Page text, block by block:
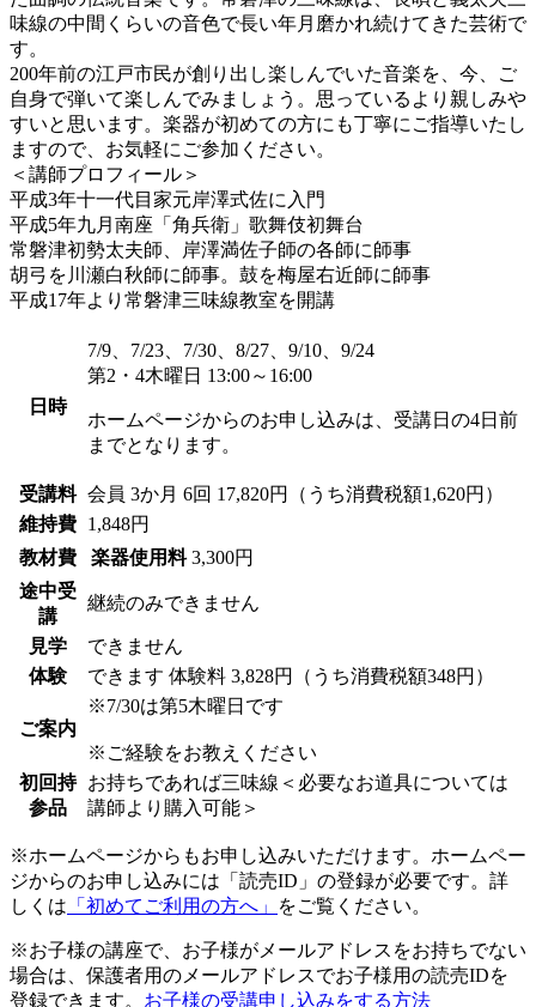
味線の中間くらいの音色で長い年月磨かれ続けてきた芸術で
す。
200年前の江戸市民が創り出し楽しんでいた音楽を、今、ご
自身で弾いて楽しんでみましょう。思っているより親しみや
すいと思います。楽器が初めての方にも丁寧にご指導いたし
ますので、お気軽にご参加ください。
＜講師プロフィール＞
平成3年十一代目家元岸澤式佐に入門
平成5年九月南座「角兵衛」歌舞伎初舞台
常磐津初勢太夫師、岸澤満佐子師の各師に師事
胡弓を川瀬白秋師に師事。鼓を梅屋右近師に師事
平成17年より常磐津三味線教室を開講
日時
7/9、7/23、7/30、8/27、9/10、9/24
第2・4木曜日 13:00～16:00
ホームページからのお申し込みは、受講日の4日前
までとなります。
受講料 会員 3か月 6回 17,820円（うち消費税額1,620円）
維持費 1,848円
教材費
楽器使用料 3,300円
途中受
講
継続のみできません
見学
できません
体験
できます 体験料 3,828円（うち消費税額348円）
ご案内
※7/30は第5木曜日です
※ご経験をお教えください
初回持
参品
お持ちであれば三味線＜必要なお道具については
講師より購入可能＞
※ホームページからもお申し込みいただけます。ホームペー
ジからのお申し込みには「読売ID」の登録が必要です。詳
しくは 「初めてご利用の方へ」 をご覧ください。
※お子様の講座で、お子様がメールアドレスをお持ちでない
場合は、保護者用のメールアドレスでお子様用の読売IDを
登録できます。 お子様の受講申し込みをする方法